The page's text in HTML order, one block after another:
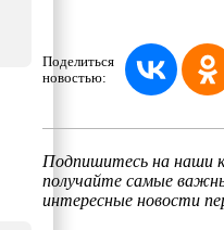
Поделиться
новостью:
Подпишитесь на наши
получайте самые
интересные новости